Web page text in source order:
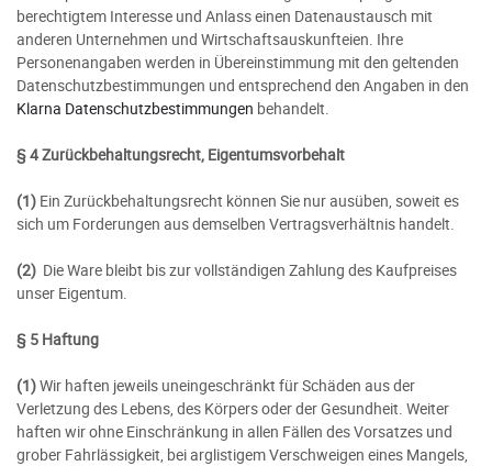
berechtigtem Interesse und Anlass einen Datenaustausch mit
anderen Unternehmen und Wirtschaftsauskunfteien. Ihre
Personenangaben werden in Übereinstimmung mit den geltenden
Datenschutzbestimmungen und entsprechend den Angaben in den
Klarna Datenschutzbestimmungen behandelt.
§ 4 Zurückbehaltungsrecht, Eigentumsvorbehalt
(1) Ein Zurückbehaltungsrecht können Sie nur ausüben, soweit es
sich um Forderungen aus demselben Vertragsverhältnis handelt.
(2) Die Ware bleibt bis zur vollständigen Zahlung des Kaufpreises
unser Eigentum.
§ 5 Haftung
(1)Wir haften jeweils uneingeschränkt für Schäden aus der
Verletzung des Lebens, des Körpers oder der Gesundheit. Weiter
haften wir ohne Einschränkung in allen Fällen des Vorsatzes und
grober Fahrlässigkeit, bei arglistigem Verschweigen eines Mangels,